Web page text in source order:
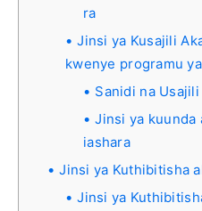
ra
Jinsi ya Kusajili
kwenye programu
Sanidi na
Jinsi ya kuunda
iashara
Jinsi ya Kuthibitisha
Jinsi ya